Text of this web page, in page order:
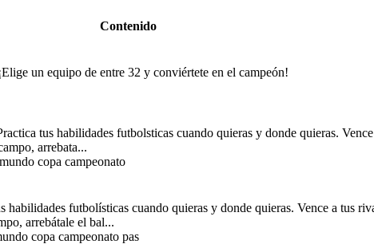
Contenido
un equipo de entre 32 y conviértete en el campeón!
tus habilidades futbolsticas cuando quieras y donde quieras.
arrebata...
copa campeonato
habilidades futbolísticas cuando quieras y donde quieras. Vence a tus
arrebátale el bal...
copa campeonato pas